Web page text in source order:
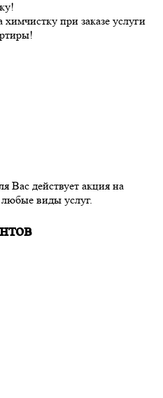
при заказе услуги
Вас действует акция на
виды услуг.